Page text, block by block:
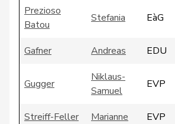
Prezioso
Batou
Stefania EàG
Gafner Andreas EDU
Gugger
Niklaus-
Samuel
EVP
Streiff-Feller Marianne EVP